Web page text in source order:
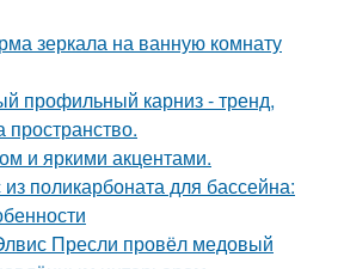
зеркала на ванную комнату
профильный карниз - тренд,
пространство.
и яркими акцентами.
поликарбоната для бассейна:
Пресли провёл медовый